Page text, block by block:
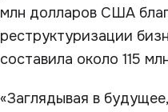
млн долларов США
реструктуризации
составила около 115
«Заглядывая в